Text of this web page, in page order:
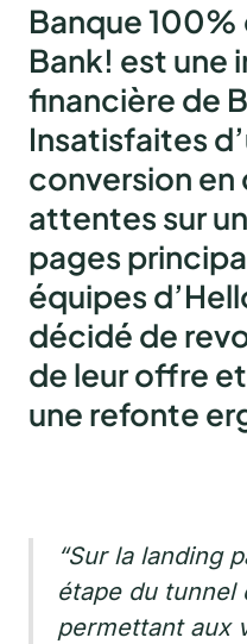
Banque
Bank! est une
financière de
Insatisfaites
conversion en
attentes sur
pages
équipes
décidé de
de leur offre
une refonte
“Sur la landing
étape du tunnel
permettant aux